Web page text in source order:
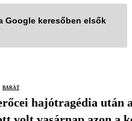
Google keresőben elsők
barát
hajótragédia után